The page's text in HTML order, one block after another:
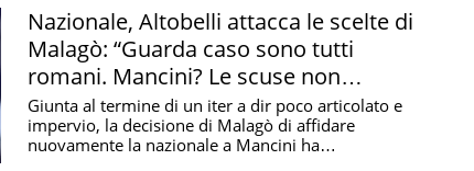
Nazionale, Altobelli attacca le scelte di
Malagò: “Guarda caso sono tutti
romani. Mancini? Le scuse non
bastano”
Giunta al termine di un iter a dir poco articolato e
impervio, la decisione di Malagò di affidare
nuovamente la nazionale a Mancini ha